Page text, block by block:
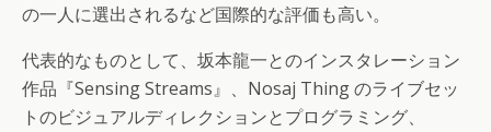
の一人に選出されるなど国際的な評価も高い。
代表的なものとして、坂本龍一とのインスタレーション
作品『Sensing Streams』、Nosaj Thing のライブセッ
トのビジュアルディレクションとプログラミング、